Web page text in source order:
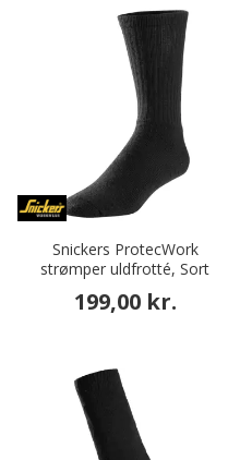
Snickers ProtecWork
strømper uldfrotté, Sort
199,00 kr.